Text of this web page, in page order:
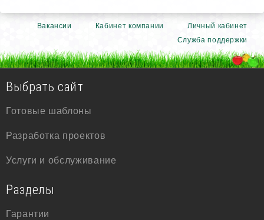
Вакансии Кабинет компании
Личный кабинет
Служба поддержки
Выбрать сайт
Готовые шаблоны
Разработка проектов
Услуги и обслуживание
Разделы
Гарантии